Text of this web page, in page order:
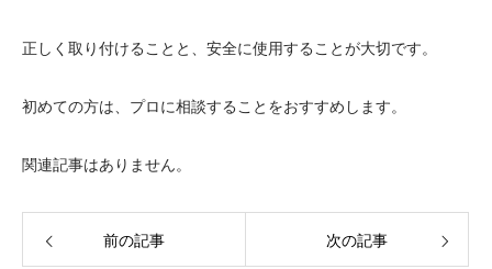
正しく取り付けることと、安全に使用することが大切です。
初めての方は、プロに相談することをおすすめします。
関連記事はありません。
前の記事 次の記事